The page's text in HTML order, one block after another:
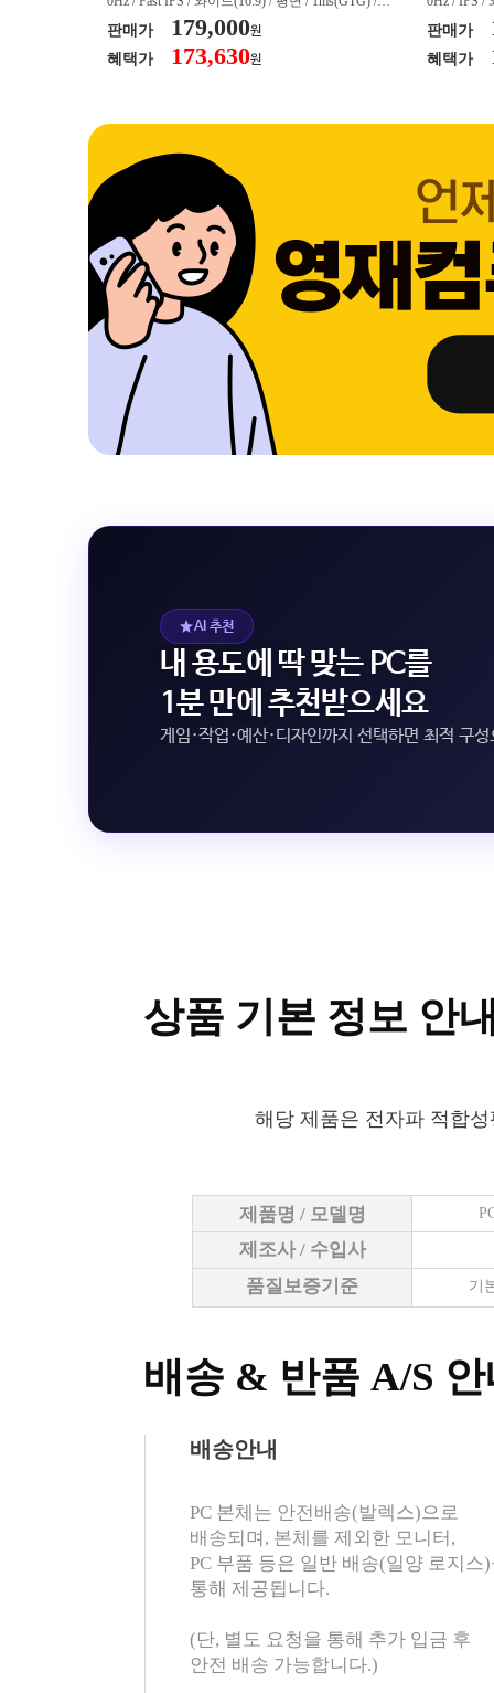
50nit / 1,000:1 / 헤드폰 아웃 / LED 조명 / 틸트(상
하) / 6kg / [색상영역] / sRGB:128% / Adobe RGB:8
5% / DCI-P3:91% / NTSC:90% / [게임특화] / 조준
판매가 179,000원
혜택가 173,630원
50nit /
하) / 4.9kg
80% / DCI-
판매가
혜택가
AI 추천
내 용도에 딱 맞는 PC를
1분 만에 추천받으세요
게임·작업·예산·디자인까지 선택하면 최적 구
배송 & 반품 A/S
PC 본체는 안전배송(발렉스)으로
배송되며, 본체를 제외한 모니터,
PC 부품 등은 일반 배송(일양 로지스
통해 제공됩니다.
(단, 별도 요청을 통해 추가 입금 후
안전 배송 가능합니다.)
배송안내
상품 기본 정보 안
해당 제품은 전자파 적합
제품명 / 모델명
제조사 / 수입사
품질보증기준
기